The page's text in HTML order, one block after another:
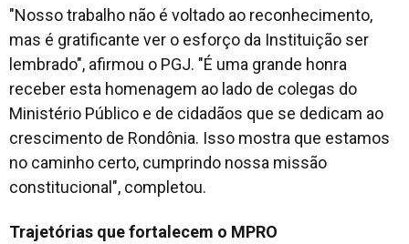
"Nosso trabalho não é voltado ao reconhecimento,
mas é gratificante ver o esforço da Instituição ser
lembrado", afirmou o PGJ. "É uma grande honra
receber esta homenagem ao lado de colegas do
Ministério Público e de cidadãos que se dedicam ao
crescimento de Rondônia. Isso mostra que estamos
no caminho certo, cumprindo nossa missão
constitucional", completou.
Trajetórias que fortalecem o MPRO